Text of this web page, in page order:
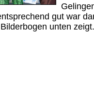
gut war
unten